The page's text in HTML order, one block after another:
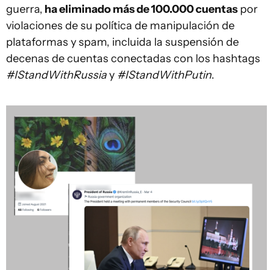
guerra, ha eliminado más de 100.000 cuentas por
violaciones de su política de manipulación de
plataformas y spam, incluida la suspensión de
decenas de cuentas conectadas con los hashtags
#IStandWithRussiay #IStandWithPutin.